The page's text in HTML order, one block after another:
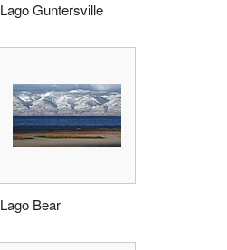
Lago Guntersville
Lago Bear